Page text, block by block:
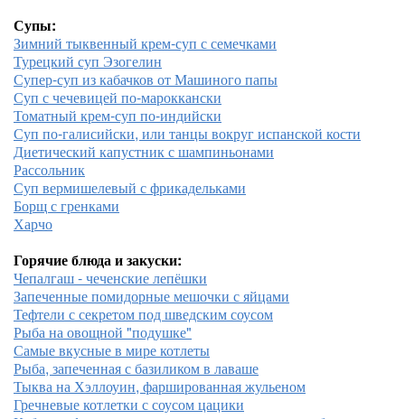
Супы:
Зимний тыквенный крем-суп с семечками
Турецкий суп Эзогелин
Супер-суп из кабачков от Машиного папы
Суп с чечевицей по-мароккански
Томатный крем-суп по-индийски
Суп по-галисийски, или танцы вокруг испанской кости
Диетический капустник с шампиньонами
Рассольник
Суп вермишелевый с фрикадельками
Борщ с гренками
Харчо
Горячие блюда и закуски:
Чепалгаш - чеченские лепёшки
Запеченные помидорные мешочки с яйцами
Тефтели с секретом под шведским соусом
Рыба на овощной "подушке"
Самые вкусные в мире котлеты
Рыба, запеченная с базиликом в лаваше
Тыква на Хэллоуин, фаршированная жульеном
Гречневые котлетки с соусом цацики